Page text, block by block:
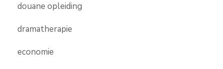
douane opleiding
dramatherapie
economie